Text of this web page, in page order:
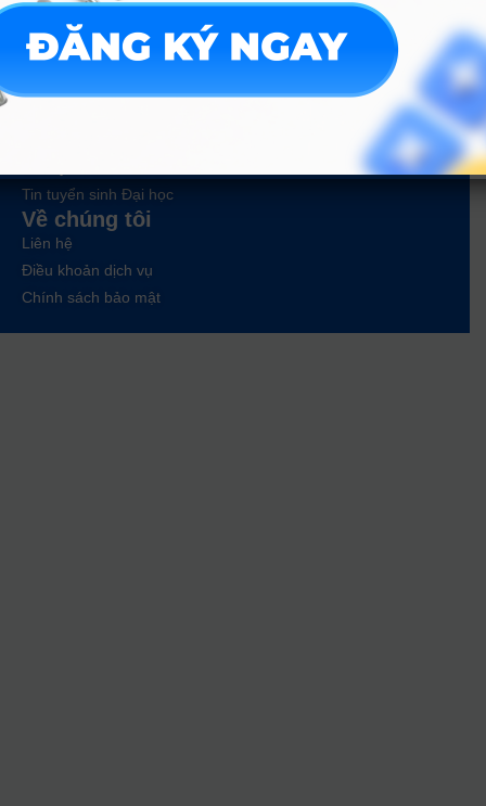
Công cụ
Trắc nghiệm MBTI
Tra cứu đề án tuyển sinh
Tư vấn hướng nghiệp
Tin tuyển sinh Đại học
Về chúng tôi
Liên hệ
Điều khoản dịch vụ
Chính sách bảo mật